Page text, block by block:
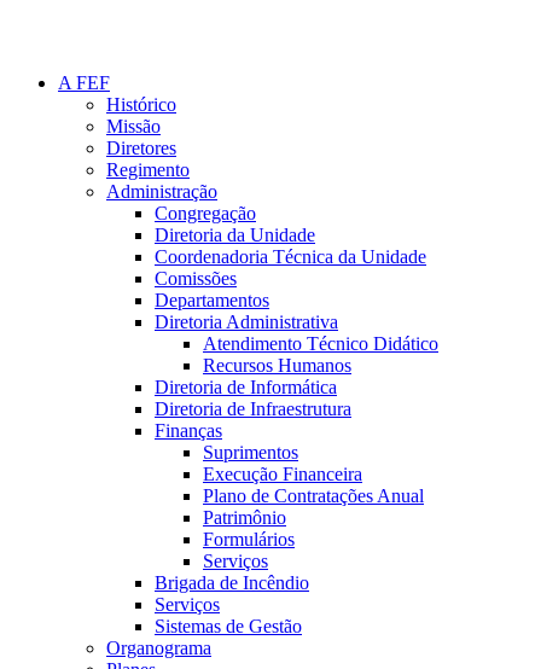
A FEF
Histórico
Missão
Diretores
Regimento
Administração
Congregação
Diretoria da Unidade
Coordenadoria Técnica da Unidade
Comissões
Departamentos
Diretoria Administrativa
Atendimento Técnico Didático
Recursos Humanos
Diretoria de Informática
Diretoria de Infraestrutura
Finanças
Suprimentos
Execução Financeira
Plano de Contratações Anual
Patrimônio
Formulários
Serviços
Brigada de Incêndio
Serviços
Sistemas de Gestão
Organograma